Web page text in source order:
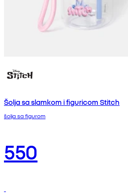
Šolja sa slamkom i figuricom Stitch
šolja sa figurom
550